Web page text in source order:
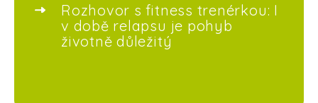
Rozhovor s fitness trenérkou: I
v době relapsu je pohyb
životně důležitý